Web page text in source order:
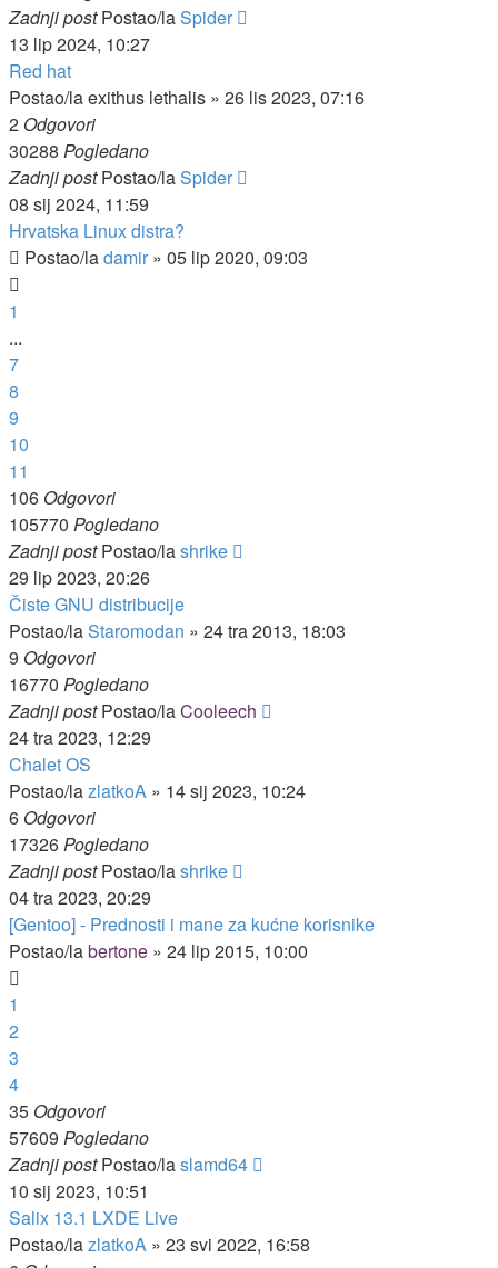
Zadnji postPostao/laSpider
13 lip 2024, 10:27
Red hat
Postao/laexithus lethalis » 26 lis 2023, 07:16
2 Odgovori
30288 Pogledano
Zadnji postPostao/laSpider
08 sij 2024, 11:59
Hrvatska Linux distra?
Postao/ladamir » 05 lip 2020, 09:03
1
...
7
8
9
10
11
106 Odgovori
105770 Pogledano
Zadnji postPostao/lashrike
29 lip 2023, 20:26
Čiste GNU distribucije
Postao/laStaromodan » 24 tra 2013, 18:03
9 Odgovori
16770 Pogledano
Zadnji postPostao/laCooleech
24 tra 2023, 12:29
Chalet OS
Postao/lazlatkoA » 14 sij 2023, 10:24
6 Odgovori
17326Pogledano
Zadnji postPostao/lashrike
04 tra 2023, 20:29
[Gentoo] - Prednosti i mane za kućne korisnike
Postao/labertone » 24 lip 2015, 10:00
1
2
3
4
35 Odgovori
57609 Pogledano
Zadnji postPostao/laslamd64
10 sij 2023, 10:51
Salix 13.1 LXDE Live
Postao/lazlatkoA » 23 svi 2022, 16:58